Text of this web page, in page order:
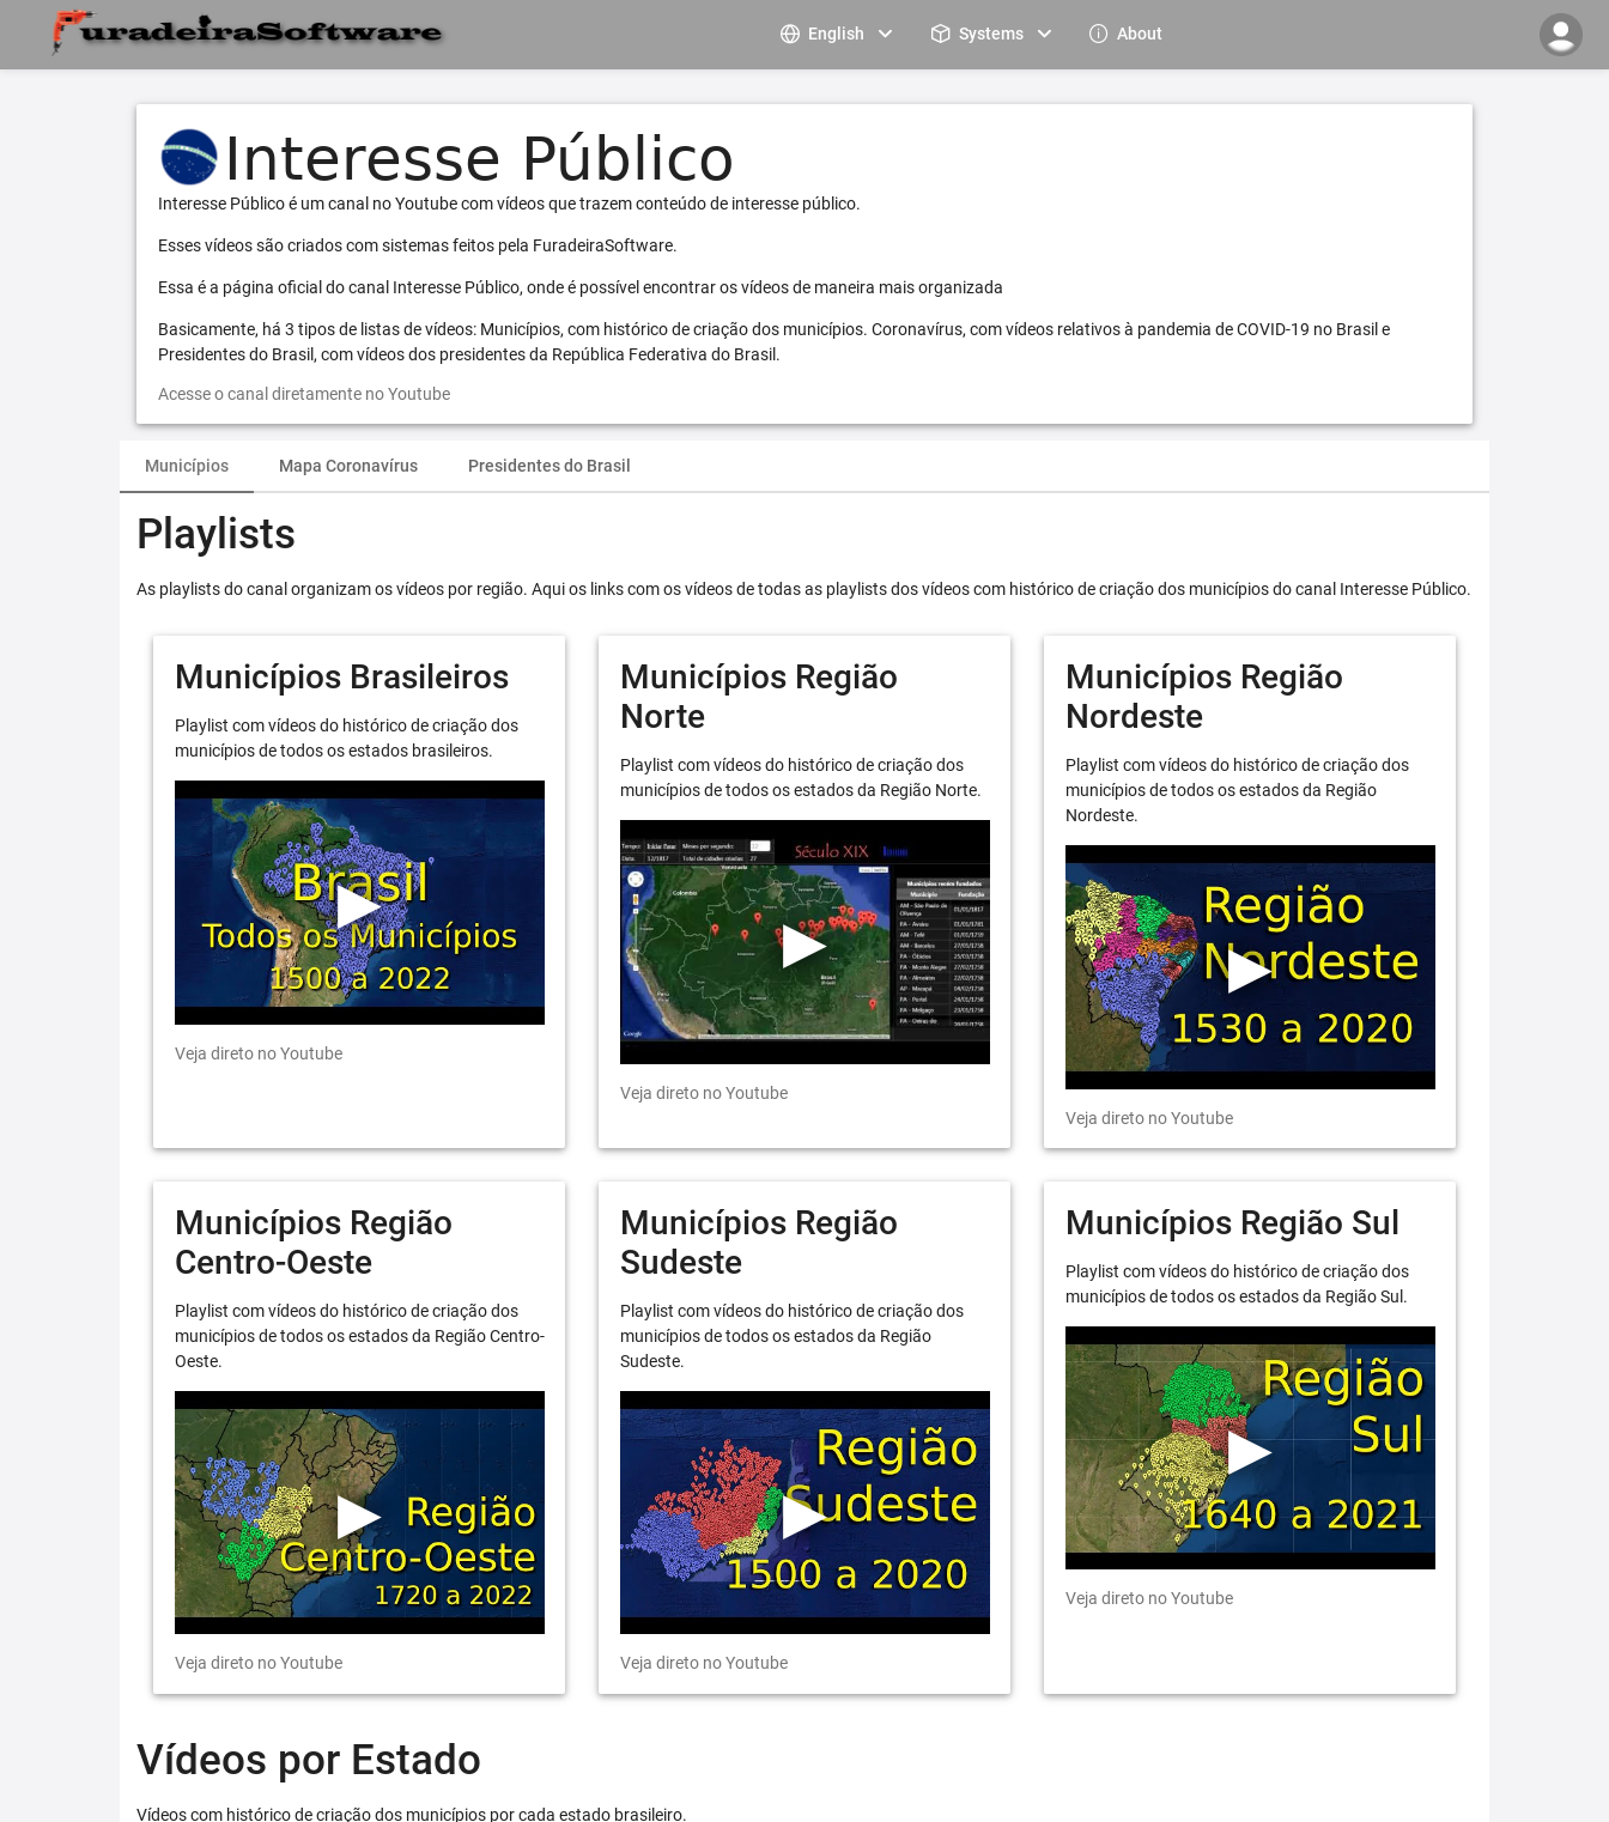
English Systems About
Interesse Público é um canal no Youtube com vídeos que trazem conteúdo de interesse público.
Esses vídeos são criados com sistemas feitos pela FuradeiraSoftware.
Essa é a página oficial do canal Interesse Público, onde é possível encontrar os vídeos de maneira mais organizada
Basicamente, há 3 tipos de listas de vídeos: Municípios, com histórico de criação dos municípios. Coronavírus, com vídeos relativos à pandemia de COVID-19 no Brasil e
Presidentes do Brasil, com vídeos dos presidentes da República Federativa do Brasil.
Acesse o canal diretamente no Youtube
Municípios Mapa Coronavírus Presidentes do Brasil
Playlists
As playlists do canal organizam os vídeos por região. Aqui os links com os vídeos de todas as playlists dos vídeos com histórico de criação dos municípios do canal Interesse Público.
Municípios Brasileiros
Playlist com vídeos do histórico de criação dos
municípios de todos os estados brasileiros.
Veja direto no Youtube
Municípios Região
Norte
Playlist com vídeos do histórico de criação dos
municípios de todos os estados da Região Norte.
Veja direto no Youtube
Municípios Região
Nordeste
Playlist com vídeos do histórico de criação dos
municípios de todos os estados da Região
Nordeste.
Veja direto no Youtube
Municípios Região
Centro-Oeste
Playlist com vídeos do histórico de criação dos
municípios de todos os estados da Região Centro-
Oeste.
Veja direto no Youtube
Municípios Região
Sudeste
Playlist com vídeos do histórico de criação dos
municípios de todos os estados da Região
Sudeste.
Veja direto no Youtube
Municípios Região Sul
Playlist com vídeos do histórico de criação dos
municípios de todos os estados da Região Sul.
Veja direto no Youtube
Vídeos por Estado
Vídeos com histórico de criação dos municípios por cada estado brasileiro.